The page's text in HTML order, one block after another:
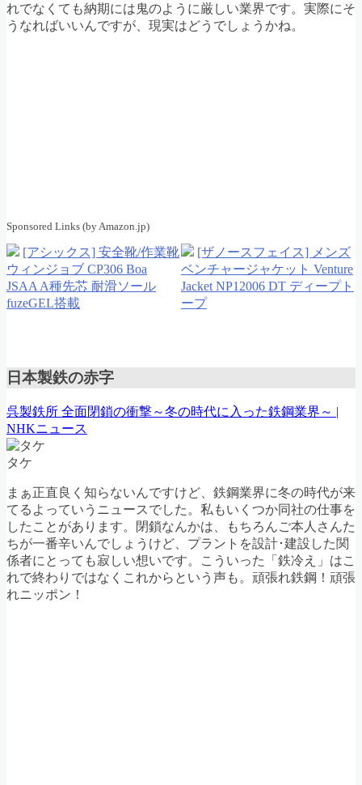
れでなくても納期には鬼のように厳しい業界です。実際にそ
うなればいいんですが、現実はどうでしょうかね。
Sponsored Links (by Amazon.jp)
[アシックス] 安全靴/作業靴
ウィンジョブ CP306 Boa
JSAA A種先芯 耐滑ソール
fuzeGEL搭載
[ザノースフェイス] メンズ
ベンチャージャケット Venture
Jacket NP12006 DT ディープト
ープ
日本製鉄の赤字
呉製鉄所 全面閉鎖の衝撃～冬の時代に入った鉄鋼業界～ |
NHKニュース
タケ
まぁ正直良く知らないんですけど、鉄鋼業界に冬の時代が来
てるよっていうニュースでした。私もいくつか同社の仕事を
したことがあります。閉鎖なんかは、もちろんご本人さんた
ちが一番辛いんでしょうけど、プラントを設計･建設した関
係者にとっても寂しい想いです。こういった「鉄冷え」はこ
れで終わりではなくこれからという声も。頑張れ鉄鋼！頑張
れニッポン！